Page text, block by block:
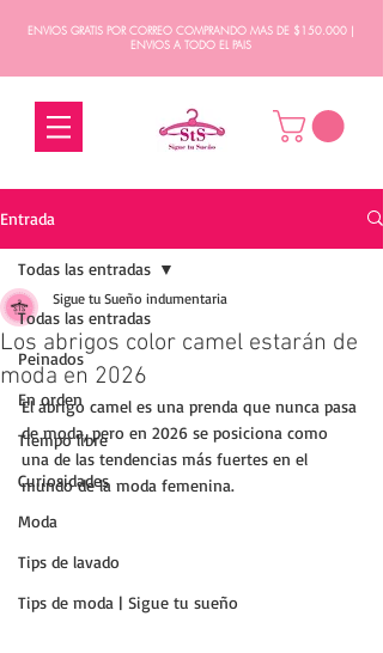
ENVIOS GRATIS POR CORREO COMPRANDO MAS DE $150.000 |
ENVIOS A TODO EL PAIS
Entrada
Todas las entradas
Peinados
En orden
Tiempo libre
Curiosidades
Moda
Tips de lavado
Tips de moda | Sigue tu sueño
Todas las entradas
Los abrigos color camel estarán de
moda en 2026
Sigue tu Sueño indumentaria
El abrigo camel es una prenda que nunca pasa
de moda, pero en 2026 se posiciona como
una de las tendencias más fuertes en el
mundo de la moda femenina.